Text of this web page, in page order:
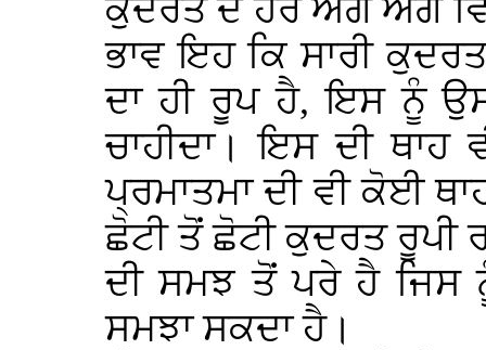
ਕੁਦਰਤ ਦੇ ਹਰ ਅੰਗ ਅੰਗ
ਭਾਵ ਇਹ ਕਿ ਸਾਰੀ
ਦਾ ਹੀ ਰੂਪ ਹੈ, ਇਸ ਨੂੰ
ਚਾਹੀਦਾ। ਇਸ ਦੀ ਥਾਹ
ਪ੍ਰਮਾਤਮਾ ਦੀ ਵੀ ਕੋਈ
ਛੋਟੀ ਤੋਂ ਛੋਟੀ ਕੁਦਰਤ ਰੂਪੀ
ਦੀ ਸਮਝ ਤੋਂ ਪਰੇ ਹੈ
ਸਮਝਾ ਸਕਦਾ ਹੈ।